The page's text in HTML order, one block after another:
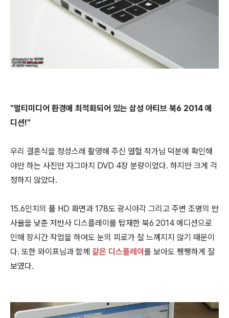
"멀티미디어 환경에 최적화되어 있는 삼성 아티브 북6 2014 에
디션!"
우리 결혼식을 정성스레 촬영해 주신 열혈 작가님 덕분에 확인해
야만 하는 사진만 자그마치 DVD 4장 분량이었다. 하지만 크게 걱
정하지 않았다.
15.6인치의 풀 HD 화면과 178도 광시야각 그리고 주변 조명의 반
사율을 낮춘 저반사 디스플레이를 탑재한 북6 2014 에디션으로
인해 장시간 작업을 하여도 눈의 피로가 잘 느껴지지 않기 때문이
다. 또한 와이프님과 함께 같은 디스플레이 를 보아도 쨍쨍하게 잘
보였다.